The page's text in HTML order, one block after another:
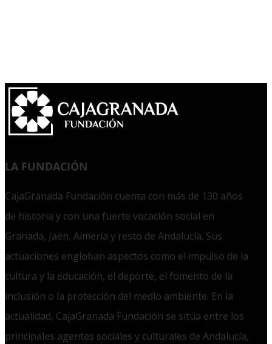
LA FUNDACIÓN
CajaGranada Fundación cuenta con más de 130 años
de historia y con una fuerte vocación social en
Granada, Jaén, Almería y resto de Andalucía. Sus
actuaciones engloban aspectos como el impulso de la
cultura y la educación, el deporte, el fomento de la
inclusión o la protección del medio ambiente. En la
actualidad, CajaGranada Fundación se sitúa entre los
principales agentes sociales y culturales de Andalucía,